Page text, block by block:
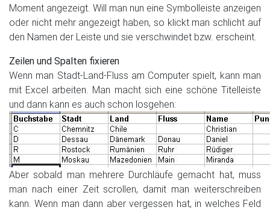
Moment angezeigt. Will man nun eine Symbolleiste anzeigen
oder nicht mehr angezeigt haben, so klickt man schlicht auf
den Namen der Leiste und sie verschwindet bzw. erscheint.
Zeilen und Spalten fixieren
Wenn man Stadt-Land-Fluss am Computer spielt, kann man
mit Excel arbeiten. Man macht sich eine schöne Titelleiste
und dann kann es auch schon losgehen:
Aber sobald man mehrere Durchläufe gemacht hat, muss
man nach einer Zeit scrollen, damit man weiterschreiben
kann. Wenn man dann aber vergessen hat, in welches Feld